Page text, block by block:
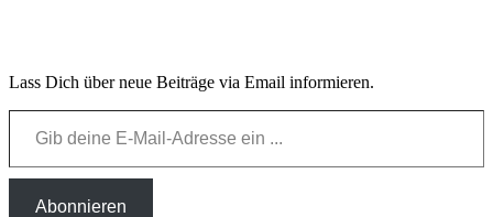
Lass Dich über neue Beiträge via Email informieren.
Gib deine E-Mail-Adresse ein ...
Abonnieren